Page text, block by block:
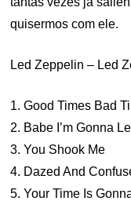
quisermos com ele.
Led Zeppelin – Led
1. Good Times Bad
2. Babe I’m Gonna
3. You Shook Me
4. Dazed And
5. Your Time Is